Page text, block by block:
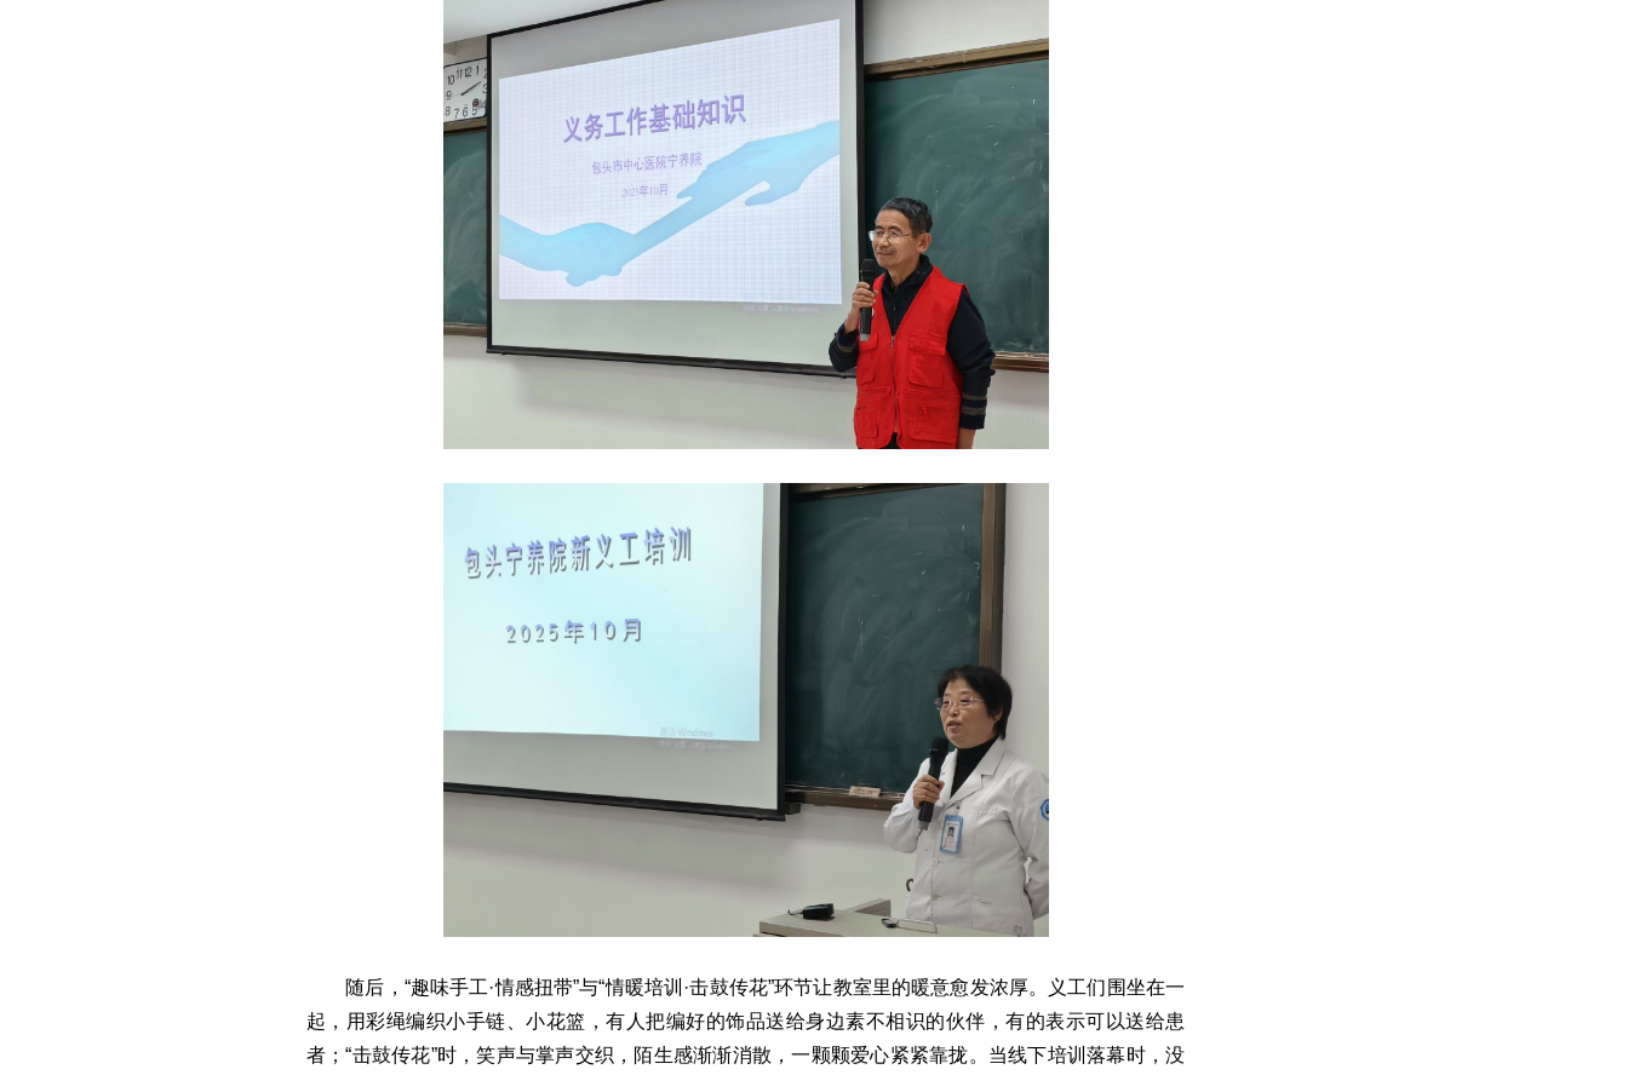
随后，“趣味手工·情感扭带”与“情暖培训·击鼓传花”环节让教室里的暖意愈发浓厚。义工们围坐在一
起，用彩绳编织小手链、小花篮，有人把编好的饰品送给身边素不相识的伙伴，有的表示可以送给患
者；“击鼓传花”时，笑声与掌声交织，陌生感渐渐消散，一颗颗爱心紧紧靠拢。当线下培训落幕时，没